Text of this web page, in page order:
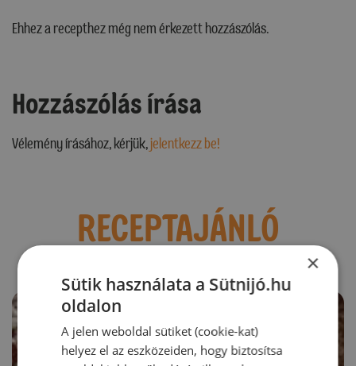
Ehhez a recepthez még nem érkezett hozzászólás.
Hozzászólás írása
Vélemény írásához, kérjük,jelentkezz be!
RECEPTAJÁNLÓ
×
Sütik használata a Sütnijó.hu
oldalon
A jelen weboldal sütiket (cookie-kat)
helyez el az eszközeiden, hogy biztosítsa